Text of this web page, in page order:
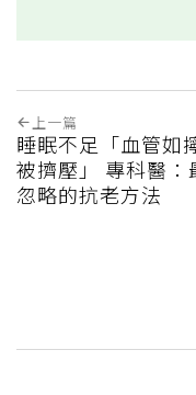
上一篇
睡眠不足「血管如
被擠壓」 專科醫：
忽略的抗老方法